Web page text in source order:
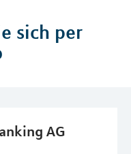
sich per
AG